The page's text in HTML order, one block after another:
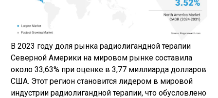
В 2023 году доля рынка радиолигандной терапии
Северной Америки на мировом рынке составила
около 33,63% при оценке в 3,77 миллиарда долларов
США. Этот регион становится лидером в мировой
индустрии радиолигандной терапии, что обусловлено